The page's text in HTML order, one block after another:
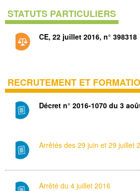
STATUTS PARTICULIERS
CE, 22 juillet 2016, n° 398318
RECRUTEMENT ET
Décret n° 2016-1070 du 3
Arrêtés des 29 juin et 29 juillet
Arrêté du 4 juillet 2016